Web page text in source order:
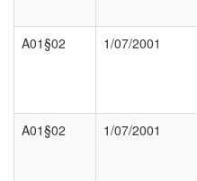
A01§02
1/07/2001
A01§02
1/07/2001